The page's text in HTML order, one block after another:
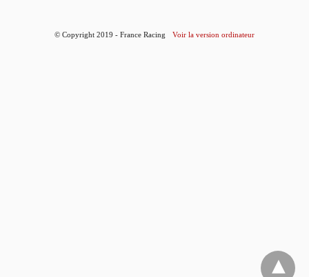
© Copyright 2019 - France Racing Voir la version ordinateur